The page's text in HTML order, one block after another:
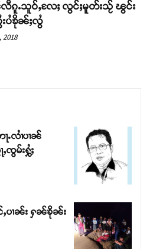
ၵူႉသူဝ်ႇလႄႈ လွင်ႈမူတ်းသႂ် ၽွင်း
းပႆၶိုၼ်ႈလွႆ
2018
ႃႉလၢႆပၢၼ်
ႇၸွမ်းႁွႆႈ
ပၢၼ်း ႁၼ်ၶိုၼ်း